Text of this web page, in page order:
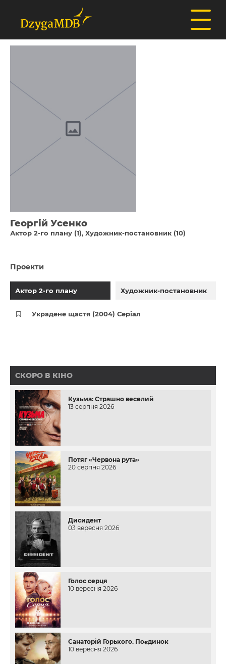
Георгій Усенко
Актор 2-го плану (1) Художник-постановник (10)
Проекти
Актор 2-го плану Художник-постановник
Украдене щастя (2004) Серіал
СКОРО В КІНО
Кузьма: Страшно веселий
13 серпня 2026
Потяг «Червона рута»
20 серпня 2026
Дисидент
03 вересня 2026
Голос серця
10 вересня 2026
Санаторій Горького. Поєдинок
10 вересня 2026